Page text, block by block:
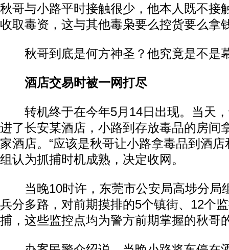
秋哥与小路平时接触很少，他本人既不接
收取毒资，这与其他毒枭要么控货要么拿
秋哥到底是何方神圣？他究竟是不是
酒店交易时被一网打尽
转机终于在今年5月14日出现。当天，
进了长安某酒店，小路到存放毒品的房间
家酒店。“应该是秋哥让小路拿毒品到酒店
组认为抓捕时机成熟，决定收网。
当晚10时许，东莞市公安局高埗分局
兵分多路，对前期摸排的5个镇街、12个
捕，这些监控点均为警方前期掌握的秋哥